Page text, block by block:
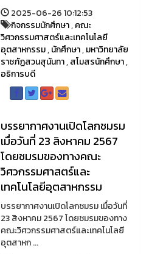
2025-06-26 10:12:53
กิจกรรมนักศึกษา,คณะ
วิศวกรรมศาสตร์และเทคโนโลยี
อุตสาหกรรม,นักศึกษา,มหาวิทยาลัย
ราชภัฏสวนสุนันทา,สโมสรนักศึกษา,
อธิการบดี
บรรยากาศงานเปิดโลกชมรม
เมื่อวันที่ 23 สิงหาคม 2567
โดยชมรมของทางคณะ
วิศวกรรมศาสตร์และ
เทคโนโลยีอุตสาหกรรม
บรรยากาศงานเปิดโลกชมรม เมื่อวันที่
23 สิงหาคม 2567 โดยชมรมของทาง
คณะวิศวกรรมศาสตร์และเทคโนโลยี
อุตสาหก ...